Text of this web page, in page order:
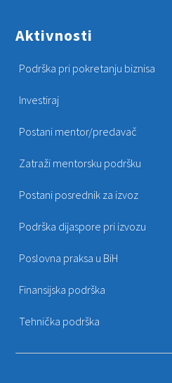
Aktivnosti
Podrška pri pokretanju biznisa
Investiraj
Postani mentor/predavač
Zatraži mentorsku podršku
Postani posrednik za izvoz
Podrška dijaspore pri izvozu
Poslovna praksa u BiH
Finansijska podrška
Tehnička podrška